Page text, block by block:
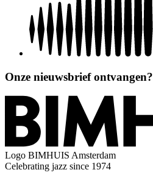
Onze nieuwsbrief ontvangen?
Logo BIMHUIS Amsterdam
Celebrating jazz since 1974